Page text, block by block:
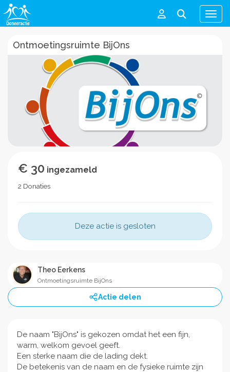
Menu
Ontmoetingsruimte BijOns
€ 30 ingezameld
2 Donaties
Deze actie is gesloten
Theo Eerkens
Ontmoetingsruimte BijOns
Actie delen
De naam "BijOns" is gekozen omdat het een fijn,
warm, welkom gevoel geeft.
Een sterke naam die de lading dekt.
De betekenis van de naam en de fysieke ruimte zijn